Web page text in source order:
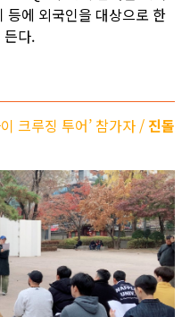
등에 외국인을 대상으로 한
든다.
크루징 투어’ 참가자 / 진돌